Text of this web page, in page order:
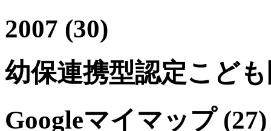
2007 (30)
幼保連携型認定こど
Googleマイマップ (27)